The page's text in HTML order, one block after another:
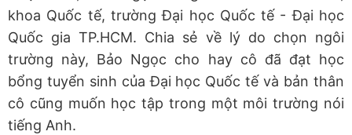
khoa Quốc tế, trường Đại học Quốc tế - Đại học
Quốc gia TP.HCM. Chia sẻ về lý do chọn ngôi
trường này, Bảo Ngọc cho hay cô đã đạt học
bổng tuyển sinh của Đại học Quốc tế và bản thân
cô cũng muốn học tập trong một môi trường nói
tiếng Anh.